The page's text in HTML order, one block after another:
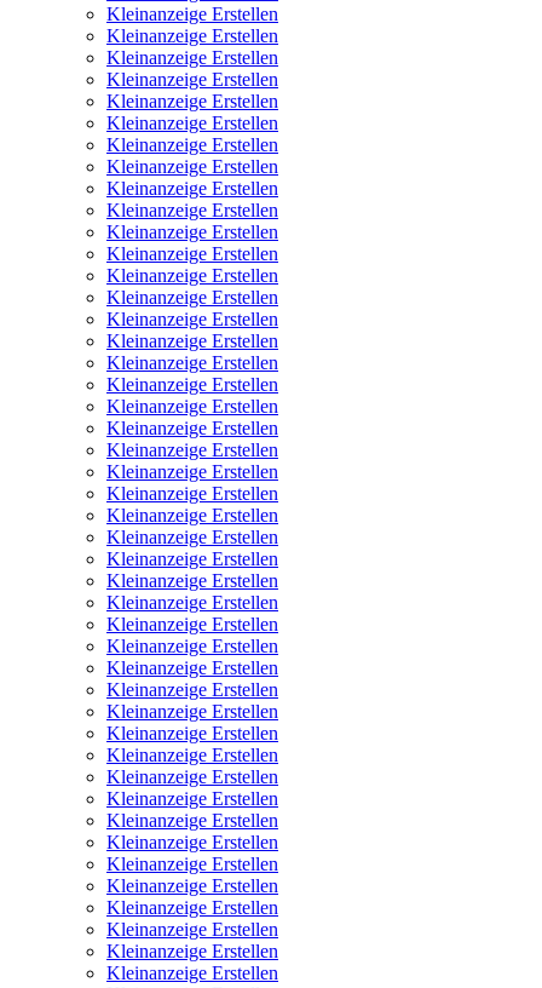
Kleinanzeige Erstellen
Kleinanzeige Erstellen
Kleinanzeige Erstellen
Kleinanzeige Erstellen
Kleinanzeige Erstellen
Kleinanzeige Erstellen
Kleinanzeige Erstellen
Kleinanzeige Erstellen
Kleinanzeige Erstellen
Kleinanzeige Erstellen
Kleinanzeige Erstellen
Kleinanzeige Erstellen
Kleinanzeige Erstellen
Kleinanzeige Erstellen
Kleinanzeige Erstellen
Kleinanzeige Erstellen
Kleinanzeige Erstellen
Kleinanzeige Erstellen
Kleinanzeige Erstellen
Kleinanzeige Erstellen
Kleinanzeige Erstellen
Kleinanzeige Erstellen
Kleinanzeige Erstellen
Kleinanzeige Erstellen
Kleinanzeige Erstellen
Kleinanzeige Erstellen
Kleinanzeige Erstellen
Kleinanzeige Erstellen
Kleinanzeige Erstellen
Kleinanzeige Erstellen
Kleinanzeige Erstellen
Kleinanzeige Erstellen
Kleinanzeige Erstellen
Kleinanzeige Erstellen
Kleinanzeige Erstellen
Kleinanzeige Erstellen
Kleinanzeige Erstellen
Kleinanzeige Erstellen
Kleinanzeige Erstellen
Kleinanzeige Erstellen
Kleinanzeige Erstellen
Kleinanzeige Erstellen
Kleinanzeige Erstellen
Kleinanzeige Erstellen
Kleinanzeige Erstellen